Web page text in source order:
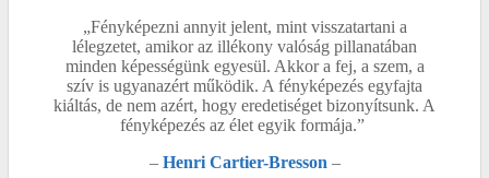
„Fényképezni annyit jelent, mint visszatartani a
lélegzetet, amikor az illékony valóság pillanatában
minden képességünk egyesül. Akkor a fej, a szem, a
szív is ugyanazért működik. A fényképezés egyfajta
kiáltás, de nem azért, hogy eredetiséget bizonyítsunk. A
fényképezés az élet egyik formája.”
– Henri Cartier-Bresson –